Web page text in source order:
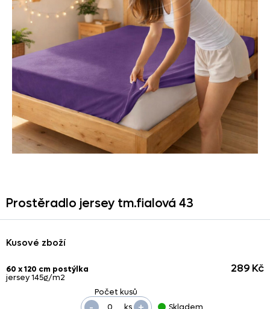
Prostěradlo jersey tm.fialová 43
Kusové zboží
60 x 120 cm postýlka
jersey 145g/m2
ks
289 Kč
Skladem